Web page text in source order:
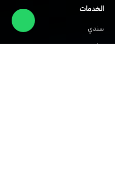
الخدمات
سندي
صلني